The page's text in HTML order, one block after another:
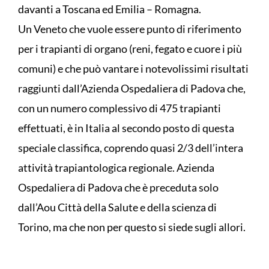
davanti a Toscana ed Emilia – Romagna.
Un Veneto che vuole essere punto di riferimento
per i trapianti di organo (reni, fegato e cuore i più
comuni) e che può vantare i notevolissimi risultati
raggiunti dall’Azienda Ospedaliera di Padova che,
con un numero complessivo di 475 trapianti
effettuati, è in Italia al secondo posto di questa
speciale classifica, coprendo quasi 2/3 dell’intera
attività trapiantologica regionale. Azienda
Ospedaliera di Padova che è preceduta solo
dall’Aou Città della Salute e della scienza di
Torino, ma che non per questo si siede sugli allori.